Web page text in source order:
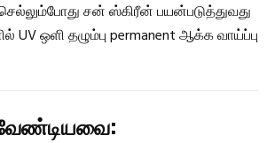
சன் ஸ்கிரீன் பயன்படுத்துவது
UV ஒளி தழும்பு permanent ஆக்க வாய்ப்பு